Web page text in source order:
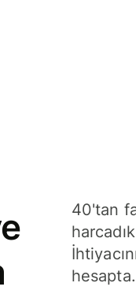
40'tan
hesapta.